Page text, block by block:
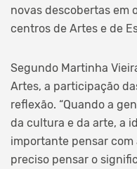
novas descobertas em
centros de Artes e de
Segundo Martinha
Artes, a participação
reflexão. “Quando a
da cultura e da arte, a
importante pensar com
preciso pensar o